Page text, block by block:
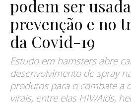
podem ser
prevenção e no
da Covid-19
Estudo em hamsters abre
desenvolvimento de spray
produtos para o combate a
virais, entre elas HIV/Aids,